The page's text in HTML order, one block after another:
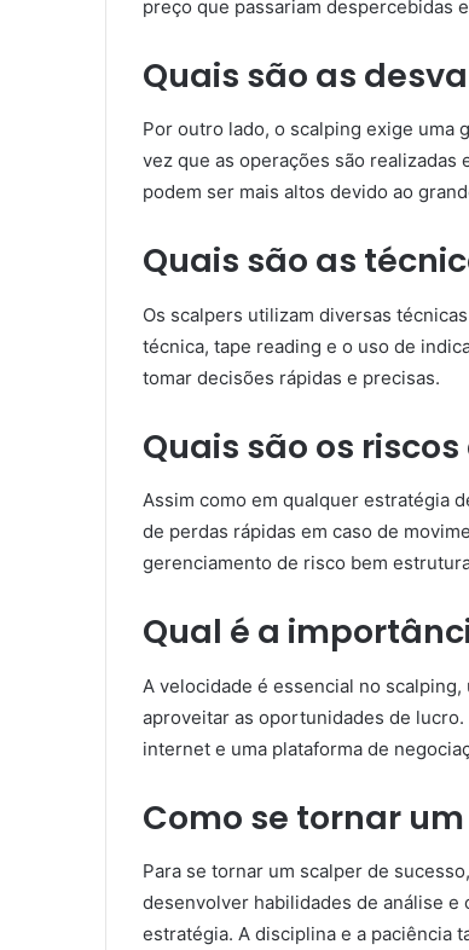
preço que passariam despercebidas
Quais são as
Por outro lado, o scalping exige uma
vez que as operações são
podem ser mais altos devido ao
Quais são as
Os scalpers utilizam diversas
técnica, tape reading e o uso de
tomar decisões rápidas e precisas.
Quais são os
Assim como em qualquer estratégia
de perdas rápidas em caso de
gerenciamento de risco bem
Qual é a
A velocidade é essencial no
aproveitar as oportunidades de
internet e uma plataforma de
Como se tornar
Para se tornar um scalper de
desenvolver habilidades de análise
estratégia. A disciplina e a paciência